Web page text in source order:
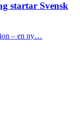
startar Svensk
– en ny…